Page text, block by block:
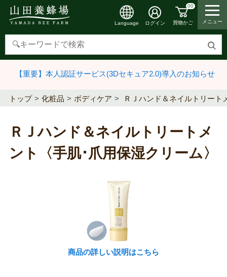
検
す
Language ログイン
00
買物かご メニュー
【重要】本人認証サービス(3Dセキュア2.0)導入のお知らせ
トップ 化粧品 ボディケア ＲＪハンド＆ネイルトリート
ＲＪハンド＆ネイルトリートメ
ント〈手肌･爪用保湿クリーム〉
商品の詳しい説明はこちら